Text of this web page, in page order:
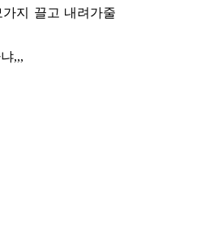
지 끌고 내려가줄
,,,